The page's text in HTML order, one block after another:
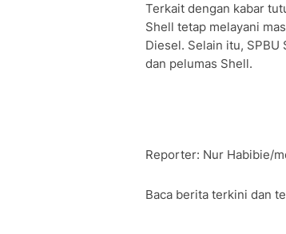
Terkait dengan kabar
Shell tetap melayani
Diesel. Selain itu,
dan pelumas Shell.
Reporter: Nur Habibie/
Baca berita terkini dan